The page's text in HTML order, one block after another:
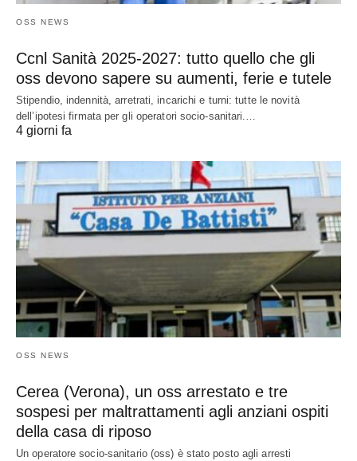
OSS NEWS
Ccnl Sanità 2025-2027: tutto quello che gli
oss devono sapere su aumenti, ferie e tutele
Stipendio, indennità, arretrati, incarichi e turni: tutte le novità
dell’ipotesi firmata per gli operatori socio-sanitari.…
4 giorni fa
OSS NEWS
Cerea (Verona), un oss arrestato e tre
sospesi per maltrattamenti agli anziani ospiti
della casa di riposo
Un operatore socio-sanitario (oss) è stato posto agli arresti